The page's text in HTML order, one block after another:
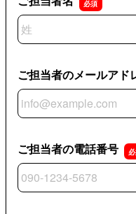
名前の姓
ご担当者のメールアド
ご担当者のメールアドレ
ご担当者の電話番号
ご担当者の電話番号